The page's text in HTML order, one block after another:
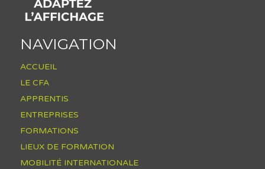
NAVIGATION
ACCUEIL
LE CFA
APPRENTIS
ENTREPRISES
FORMATIONS
LIEUX DE FORMATION
MOBILITÉ INTERNATIONALE